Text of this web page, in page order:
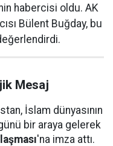
habercisi oldu. AK
Bülent Buğday, bu
Mesaj
İslam dünyasının
bir araya gelerek
'na imza attı.